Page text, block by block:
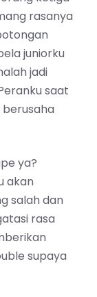
rasanya
juniorku
jadi
saat
ya?
akan
salah dan
rasa
supaya